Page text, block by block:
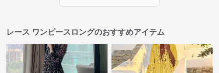
レース ワンピースロングのおすすめアイテム